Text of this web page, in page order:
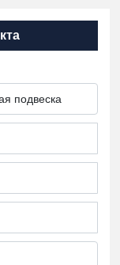
подвеска